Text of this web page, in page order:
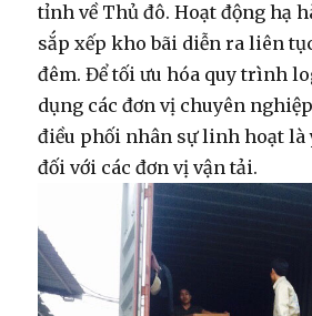
tỉnh về Thủ đô. Hoạt độnghạ
sắp xếp kho bãi diễn ra liên
đêm. Để tối ưu hóa quy trình
dụng các đơn vị chuyên
điều phối nhân sự linh hoạt là
đối với các đơn vị vận tải.